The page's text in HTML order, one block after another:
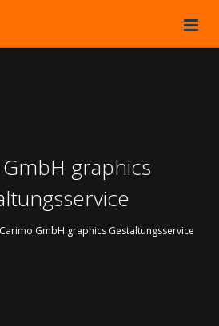
graphics
Carimo GmbH graphics Gestaltungsservice